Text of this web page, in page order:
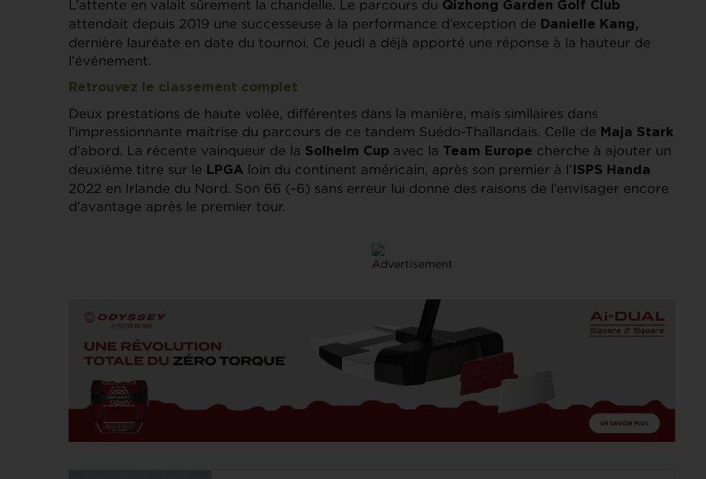
L’attente en valait sûrement la chandelle. Le parcours du Qizhong Garden Golf Club
attendait depuis 2019 une successeuse à la performance d’exception de Danielle Kang,
dernière lauréate en date du tournoi. Ce jeudi a déjà apporté une réponse à la hauteur de
l’événement.
Retrouvez le classement complet
Deux prestations de haute volée, différentes dans la manière, mais similaires dans
l’impressionnante maitrise du parcours de ce tandem Suédo-Thaïlandais. Celle de Maja Stark
d’abord. La récente vainqueur de la Solheim Cup avec la Team Europe cherche à ajouter un
deuxième titre sur le LPGA loin du continent américain, après son premier à l’ ISPS Handa
2022 en Irlande du Nord. Son 66 (-6) sans erreur lui donne des raisons de l’envisager encore
d’avantage après le premier tour.